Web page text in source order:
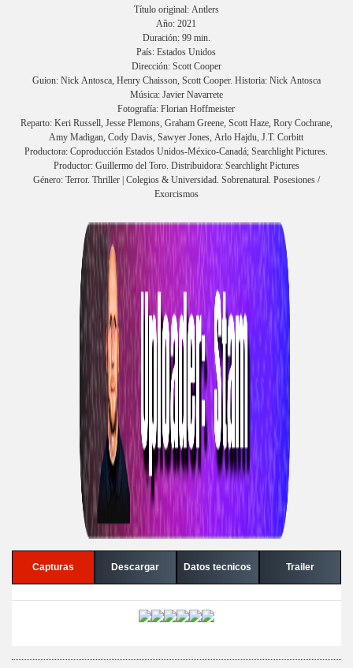
Título original: Antlers
Año: 2021
Duración: 99 min.
País: Estados Unidos
Dirección: Scott Cooper
Guion: Nick Antosca, Henry Chaisson, Scott Cooper. Historia: Nick Antosca
Música: Javier Navarrete
Fotografía: Florian Hoffmeister
Reparto: Keri Russell, Jesse Plemons, Graham Greene, Scott Haze, Rory Cochrane,
Amy Madigan, Cody Davis, Sawyer Jones, Arlo Hajdu, J.T. Corbitt
Productora: Coproducción Estados Unidos-México-Canadá; Searchlight Pictures.
Productor: Guillermo del Toro. Distribuidora: Searchlight Pictures
Género: Terror. Thriller | Colegios & Universidad. Sobrenatural. Posesiones /
Exorcismos
Capturas Descargar Datos tecnicos Trailer